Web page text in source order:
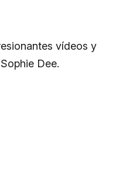
vídeos y
Dee.